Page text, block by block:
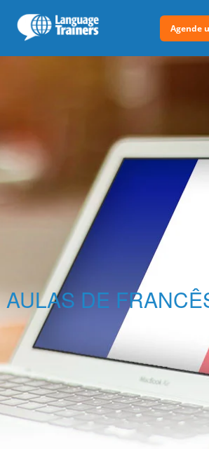
Agende
AULAS DE